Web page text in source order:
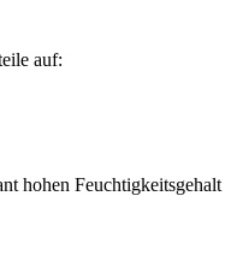
auf:
hohen Feuchtigkeitsgehalt